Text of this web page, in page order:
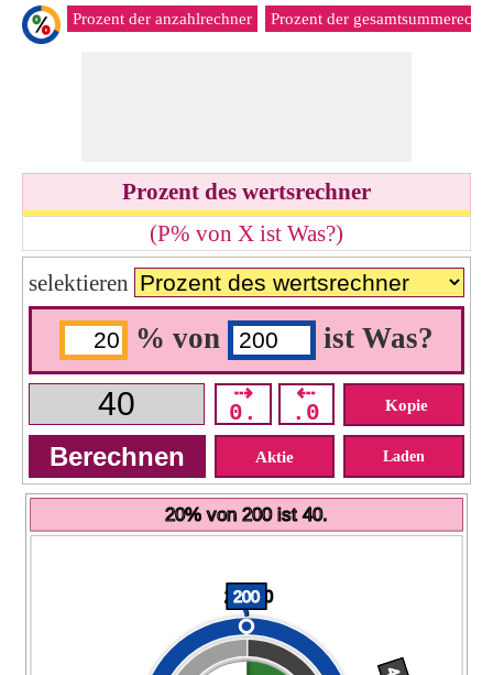
Prozent der anzahlrechner Prozent der
Prozent des wertsrechner
(P% von X ist Was?)
selektieren
% von ist Was?
⇢
0.
⇠
.0 Kopie
Aktie Laden